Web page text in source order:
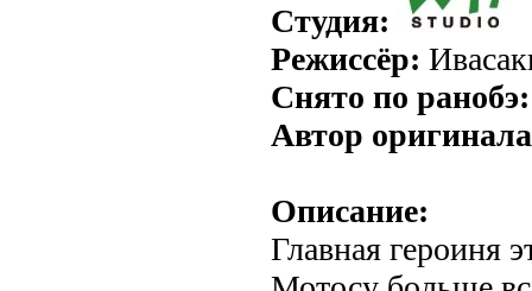
Студия:
Режиссёр:
Снято по ранобэ:
Автор
Описание:
Главная героиня